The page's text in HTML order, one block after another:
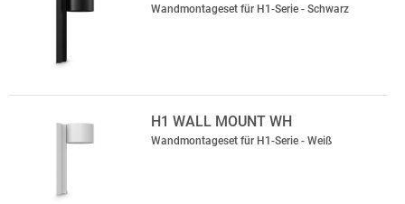
Wandmontageset für H1-Serie - Schwarz
H1 WALL MOUNT WH
Wandmontageset für H1-Serie - Weiß